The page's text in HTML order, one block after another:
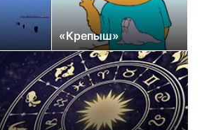
«Крепыш»